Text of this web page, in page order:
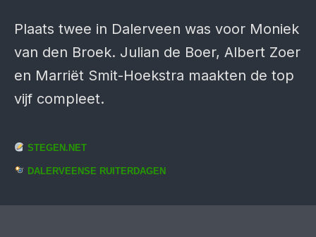
Plaats twee in Dalerveen was voor Moniek
van den Broek. Julian de Boer, Albert Zoer
en Marriët Smit-Hoekstra maakten de top
vijf compleet.
STEGEN.NET
DALERVEENSE RUITERDAGEN